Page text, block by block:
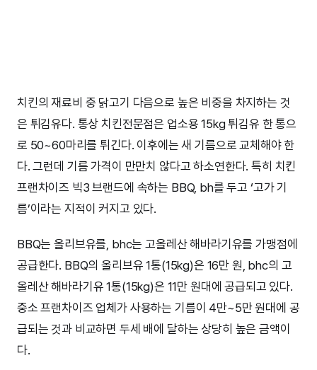
치킨의 재료비 중 닭고기 다음으로 높은 비중을 차지하는 것
은 튀김유다. 통상 치킨전문점은 업소용 15kg 튀김유 한 통으
로 50~60마리를 튀긴다. 이후에는 새 기름으로 교체해야 한
다. 그런데 기름 가격이 만만치 않다고 하소연한다. 특히 치킨
프랜차이즈 빅3 브랜드에 속하는 BBQ, bh를 두고 ‘고가 기
름’이라는 지적이 커지고 있다.
BBQ는 올리브유를, bhc는 고올레산 해바라기유를 가맹점에
공급한다. BBQ의 올리브유 1통(15kg)은 16만 원, bhc의 고
올레산 해바라기유 1통(15kg)은 11만 원대에 공급되고 있다.
중소 프랜차이즈 업체가 사용하는 기름이 4만~5만 원대에 공
급되는 것과 비교하면 두세 배에 달하는 상당히 높은 금액이
다.